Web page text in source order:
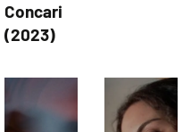
Concari
(2023)